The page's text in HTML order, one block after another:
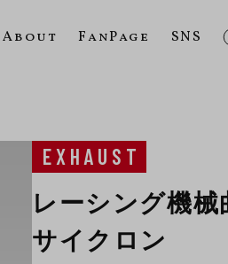
About FanPage SNS
EXHAUST
レーシング機械
サイクロン